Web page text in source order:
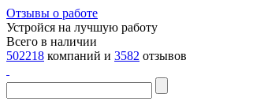
Отзывы о работе
Устройся на лучшую работу
Всего в наличии
502218 компаний и 3582 отзывов